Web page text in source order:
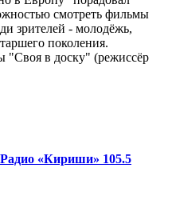
смотреть фильмы
зрителей - молодёжь,
поколения.
"Своя в доску" (режиссёр
«Кириши» 105.5